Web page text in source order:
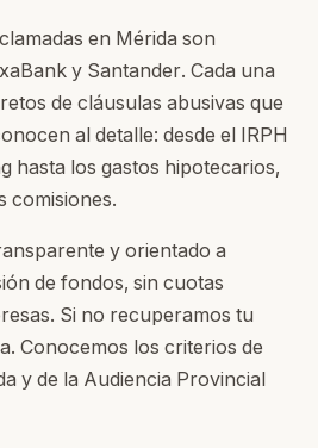
en Mérida son
y Santander. Cada una
de cláusulas abusivas que
al detalle: desde el IRPH
hasta los gastos hipotecarios,
comisiones.
y orientado a
de fondos, sin cuotas
Si no recuperamos tu
Conocemos los criterios de
y de la Audiencia Provincial